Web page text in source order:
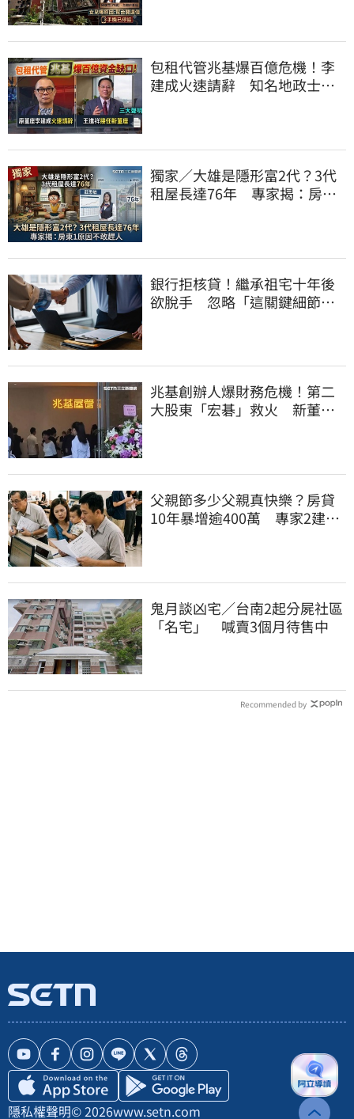
包租代管兆基爆百億危機！李
建成火速請辭 知名地政士接
獨家／大雄是隱形富2代？3代
租屋長達76年 專家揭：房東1
銀行拒核貸！繼承祖宅十年後
欲脫手 忽略「這關鍵細節」
兆基創辦人爆財務危機！第二
大股東「宏碁」救火 新董座
父親節多少父親真快樂？房貸
10年暴增逾400萬 專家2建議
鬼月談凶宅／台南2起分屍社區
「名宅」 喊賣3個月待售中
Recommended by
隱私權聲明© 2026www.setn.com